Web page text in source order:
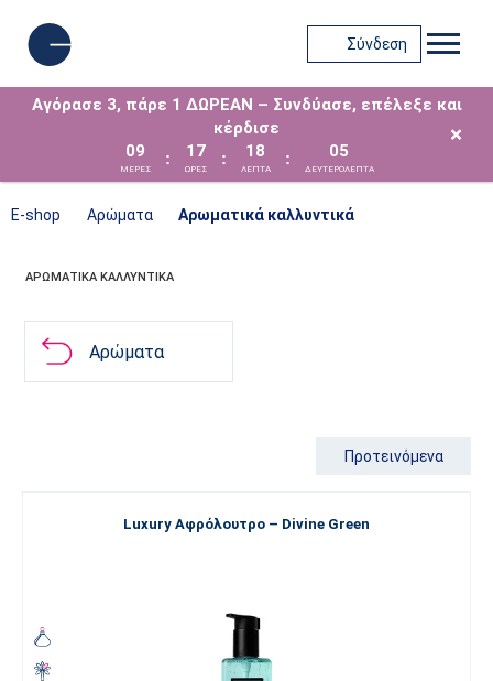
Σύνδεση
Αγόρασε 3, πάρε 1 ΔΩΡΕΑΝ – Συνδύασε, επέλεξε και
κέρδισε
09
ΜΈΡΕΣ
: 17
ΩΡΕΣ
: 18
ΛΕΠΤΑ
: 04
ΔΕΥΤΕΡΟΛΕΠΤΑ
×
E-shop Αρώματα Αρωματικά καλλυντικά
ΑΡΩΜΑΤΙΚΆ ΚΑΛΛΥΝΤΙΚΆ
Αρώματα
Προτεινόμενα
Luxury Αφρόλουτρο – Divine Green